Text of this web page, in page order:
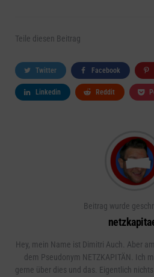
Teile diesen Beitrag
Twitter Facebook
Linkedin Reddit
Beitrag wurde
Hey, mein Name ist Dimitri Auch. Aber
dem Pseudonym NETZKAPITÄN. Ich
gerne über dies und das. Eigentlich